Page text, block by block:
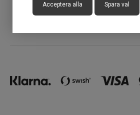
Acceptera alla Spara val
Fysisk butik